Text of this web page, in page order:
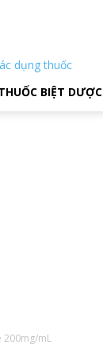
dụng thuốc
BIỆT DƯỢC
200mg/mL